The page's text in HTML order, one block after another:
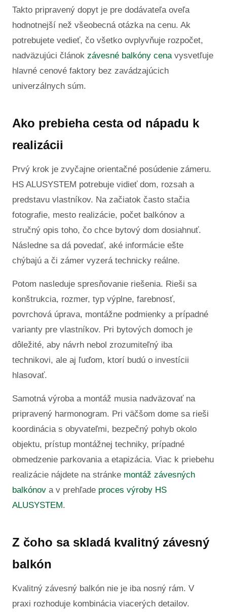
Takto pripravený dopyt je pre dodávateľa oveľa
hodnotnejší než všeobecná otázka na cenu. Ak
potrebujete vedieť, čo všetko ovplyvňuje rozpočet,
nadväzujúci článok závesné balkóny cenavysvetľuje
hlavné cenové faktory bez zavádzajúcich
univerzálnych súm.
Ako prebieha cesta od nápadu k
realizácii
Prvý krok je zvyčajne orientačné posúdenie zámeru.
HS ALUSYSTEM potrebuje vidieť dom, rozsah a
predstavu vlastníkov. Na začiatok často stačia
fotografie, mesto realizácie, počet balkónov a
stručný opis toho, čo chce bytový dom dosiahnuť.
Následne sa dá povedať, aké informácie ešte
chýbajú a či zámer vyzerá technicky reálne.
Potom nasleduje spresňovanie riešenia. Rieši sa
konštrukcia, rozmer, typ výplne, farebnosť,
povrchová úprava, montážne podmienky a prípadné
varianty pre vlastníkov. Pri bytových domoch je
dôležité, aby návrh nebol zrozumiteľný iba
technikovi, ale aj ľuďom, ktorí budú o investícii
hlasovať.
Samotná výroba a montáž musia nadväzovať na
pripravený harmonogram. Pri väčšom dome sa rieši
koordinácia s obyvateľmi, bezpečný pohyb okolo
objektu, prístup montážnej techniky, prípadné
obmedzenie parkovania a etapizácia. Viac k priebehu
realizácie nájdete na stránke montáž závesných
balkónov a v prehľade proces výroby HS
ALUSYSTEM.
Z čoho sa skladá kvalitný závesný
balkón
Kvalitný závesný balkón nie je iba nosný rám. V
praxi rozhoduje kombinácia viacerých detailov.